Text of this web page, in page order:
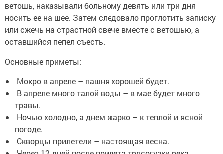
ветошь, наказывали больному девять или три дня
носить ее на шее. Затем следовало проглотить записку
или сжечь на страстной свече вместе с ветошью, а
оставшийся пепел съесть.
Основные приметы:
Мокро в апреле – пашня хорошей будет.
В апреле много талой воды – в мае будет много
травы.
Ночью холодно, а днем жарко – к теплой и ясной
погоде.
Скворцы прилетели – настоящая весна.